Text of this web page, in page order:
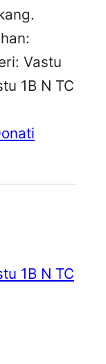
Vastu
1B N TC
1B N TC